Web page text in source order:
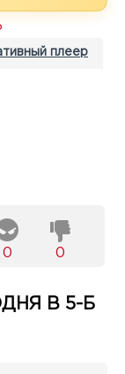
плеер
0 0
В 5-Б